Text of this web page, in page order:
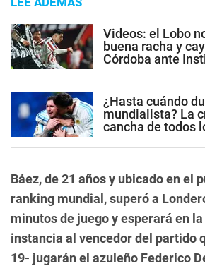
Videos: el Lobo
buena racha y
Córdoba ante
¿Hasta cuándo
mundialista? La
cancha de todos
Báez, de 21 años y ubicado en el
ranking mundial, superó a
minutos de juego y esperará en
instancia al vencedor del partido
19- jugarán el azuleño Federico